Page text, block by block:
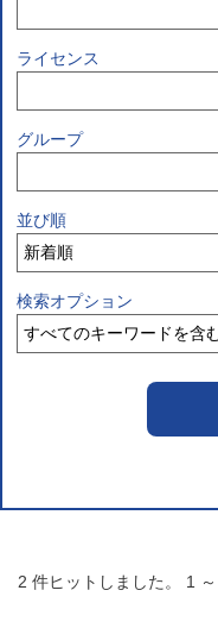
ライセンス
グループ
並び順
検索オプション
2 件ヒットしました。 1 ～